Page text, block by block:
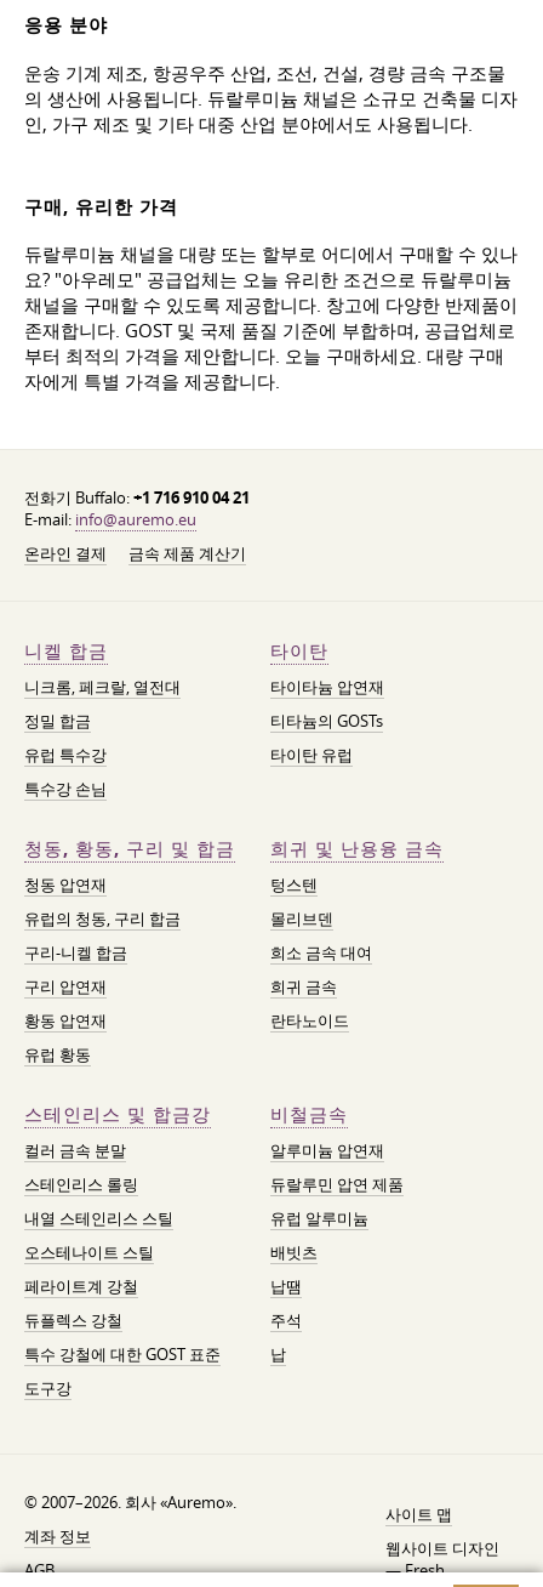
응용 분야
운송 기계 제조, 항공우주 산업, 조선, 건설, 경량 금속 구조물
의 생산에 사용됩니다. 듀랄루미늄 채널은 소규모 건축물 디자
인, 가구 제조 및 기타 대중 산업 분야에서도 사용됩니다.
구매, 유리한 가격
듀랄루미늄 채널을 대량 또는 할부로 어디에서 구매할 수 있나
요? "아우레모" 공급업체는 오늘 유리한 조건으로 듀랄루미늄
채널을 구매할 수 있도록 제공합니다. 창고에 다양한 반제품이
존재합니다. GOST 및 국제 품질 기준에 부합하며, 공급업체로
부터 최적의 가격을 제안합니다. 오늘 구매하세요. 대량 구매
자에게 특별 가격을 제공합니다.
전화기 Buffalo:+1 716 910 04 21
E-mail: info@auremo.eu
온라인 결제
금속 제품 계산기
니켈 합금
니크롬, 페크랄, 열전대
정밀 합금
유럽 특수강
특수강 손님
타이탄
타이타늄 압연재
티타늄의 GOSTs
타이탄 유럽
청동, 황동, 구리 및 합금
청동 압연재
유럽의 청동, 구리 합금
구리-니켈 합금
구리 압연재
황동 압연재
유럽 황동
희귀 및 난용융 금속
텅스텐
몰리브덴
희소 금속 대여
희귀 금속
란타노이드
스테인리스 및 합금강
컬러 금속 분말
스테인리스 롤링
내열 스테인리스 스틸
오스테나이트 스틸
페라이트계 강철
듀플렉스 강철
특수 강철에 대한 GOST 표준
도구강
비철금속
알루미늄 압연재
듀랄루민 압연 제품
유럽 알루미늄
배빗츠
납땜
주석
납
© 2007–2026. 회사 «Auremo».
계좌 정보
AGB
사이트 맵
웹사이트 디자인
—Fresh